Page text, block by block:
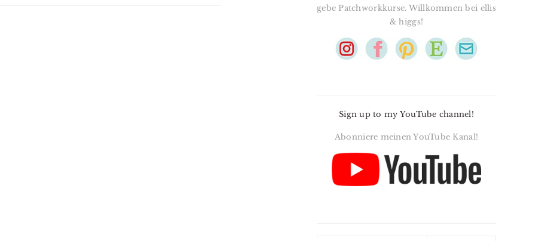
gebe Patchworkkurse. Willkommen bei ellis
& higgs!
Sign up to my YouTube channel!
Abonniere meinen YouTube Kanal!